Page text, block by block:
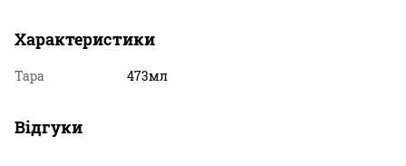
Характеристики
Тара 473мл
Відгуки